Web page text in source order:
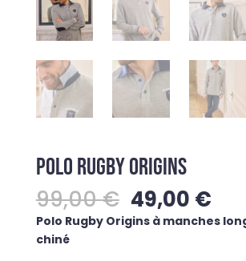
POLO RUGBY ORIGINS
99,00€ Le
prix
initial
49,00 €Le
Polo Rugby Origins à manches
chiné